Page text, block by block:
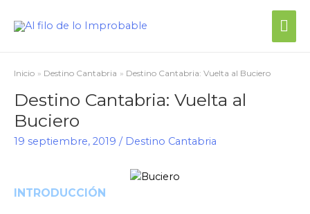
Inicio Destino Cantabria Destino Cantabria: Vuelta al Buciero
Destino Cantabria: Vuelta al
Buciero
19 septiembre, 2019 / Destino Cantabria
INTRODUCCIÓN